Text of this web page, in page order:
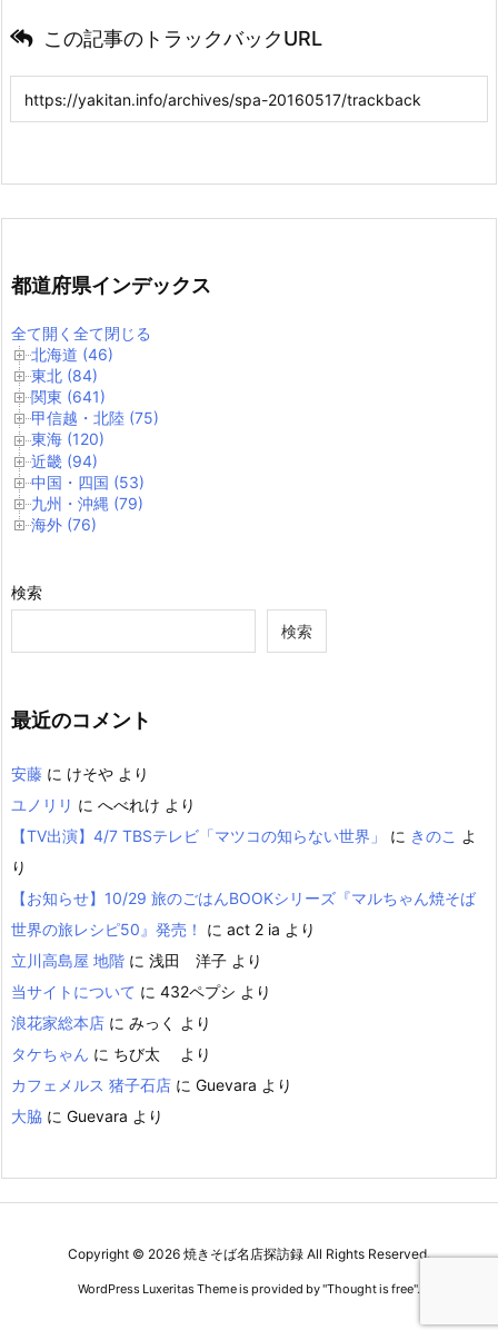
この記事のトラックバックURL
都道府県インデックス
全て開く 全て閉じる
北海道 (46)
東北 (84)
関東 (641)
甲信越・北陸 (75)
東海 (120)
近畿 (94)
中国・四国 (53)
九州・沖縄 (79)
海外 (76)
検索
検索
最近のコメント
安藤 に けそや より
ユノリリ に へべれけ より
【TV出演】4/7 TBSテレビ「マツコの知らない世界」
に きのこ よ
り
【お知らせ】10/29 旅のごはんBOOKシリーズ『マルちゃん焼そば
世界の旅レシピ50』発売！
に act 2 ia より
立川高島屋 地階 に 浅田 洋子 より
当サイトについて に 432ペプシ より
浪花家総本店 に みっく より
タケちゃん に ちび太
より
カフェメルス 猪子石店 に Guevara より
大脇 に Guevara より
Copyright © 2026 焼きそば名店探訪録 All Rights Reserved.
WordPress Luxeritas Theme is provided by "Thought is free".